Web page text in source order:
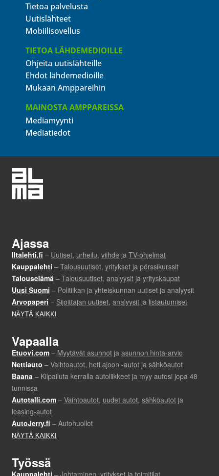
Tietoa palvelusta
Uutislähteet
Mobiilisovellus
TIETOA LÄHDEMEDIOILLE
Ohjeita uutislähteille
Ehdot lähdemedioille
Mukaan Amppareihin
MAINOSTA AMPPAREISSA
Mediamyynti
Mediatiedot